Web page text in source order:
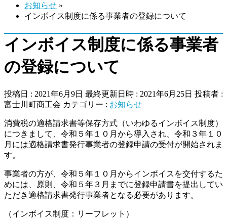
お知らせ »
インボイス制度に係る事業者の登録について
インボイス制度に係る事業者
の登録について
投稿日 : 2021年6月9日 最終更新日時 : 2021年6月25日 投稿者 :
富士川町商工会 カテゴリー : お知らせ
消費税の適格請求書等保存方式（いわゆるインボイス制度）
につきまして、令和５年１０月から導入され、令和３年１０
月には適格請求書発行事業者の登録申請の受付が開始されま
す。
事業者の方が、令和５年１０月からインボイスを交付するた
めには、原則、令和５年３月までに登録申請書を提出してい
ただき適格請求書発行事業者となる必要があります。
（インボイス制度：リーフレット）